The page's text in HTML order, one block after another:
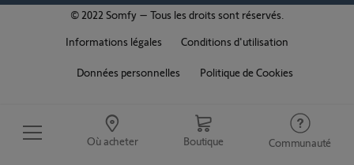
Où acheter Boutique Communauté
© 2022 Somfy – Tous les droits sont réservés.
Informations légales
Conditions d'utilisation
Données personnelles Politique de Cookies